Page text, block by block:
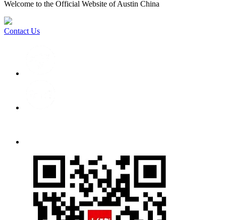
Welcome to the Official Website of Austin China
Contact Us